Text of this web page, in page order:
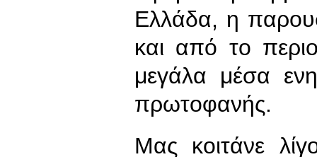
Ελλάδα, η
και από το
μεγάλα μέσα
πρωτοφανής.
Μας κοιτάνε